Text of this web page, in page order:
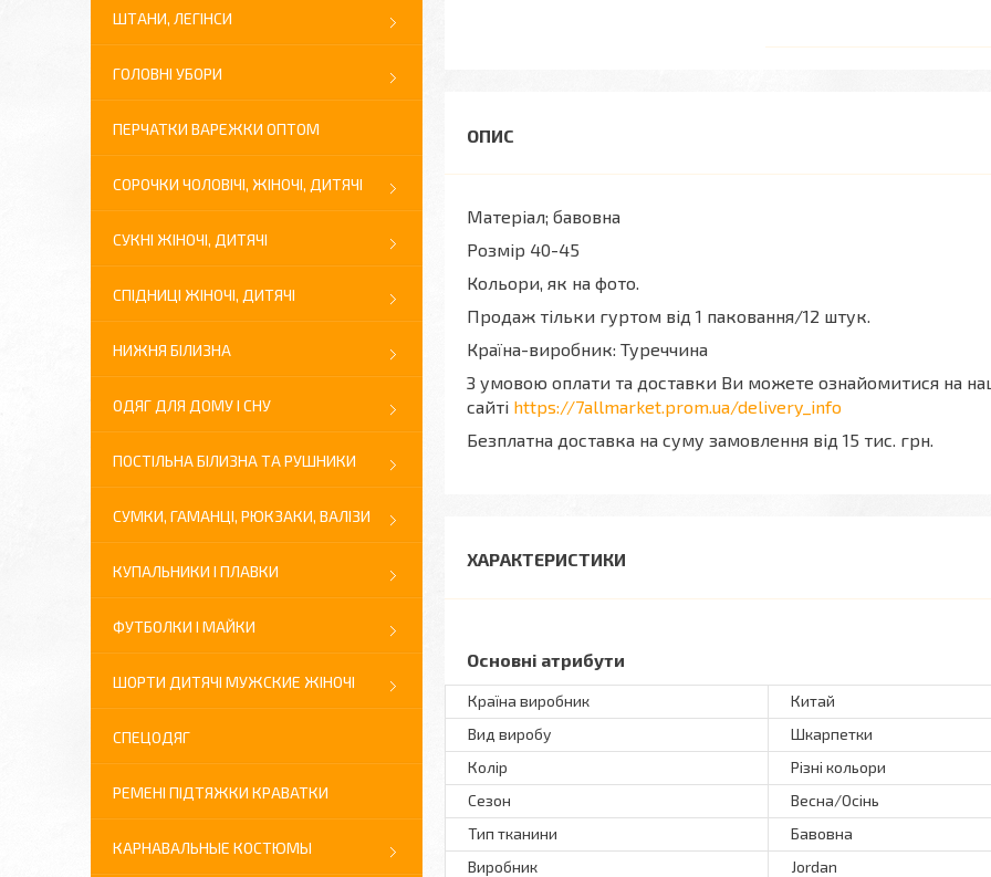
Матеріал; бавовна
Розмір 40-45
Кольори, як на фото.
Продаж тільки гуртом від 1 паковання/12 штук.
Країна-виробник: Туреччина
З умовою оплати та доставки Ви можете ознайомитися на
сайті https://7allmarket.prom.ua/delivery_info
Безплатна доставка на суму замовлення від 15 тис. грн.
ХАРАКТЕРИСТИКИ
Основні атрибути
Країна виробник
Китай
Вид виробу
Шкарпетки
Колір
Різні кольори
Сезон
Весна/Осінь
Тип тканини
Бавовна
Виробник
Jordan
ШТАНИ, ЛЕГІНСИ
ГОЛОВНІ УБОРИ
ПЕРЧАТКИ ВАРЕЖКИ ОПТОМ
СОРОЧКИ ЧОЛОВІЧІ, ЖІНОЧІ, ДИТЯЧІ
СУКНІ ЖІНОЧІ, ДИТЯЧІ
СПІДНИЦІ ЖІНОЧІ, ДИТЯЧІ
НИЖНЯ БІЛИЗНА
ОДЯГ ДЛЯ ДОМУ І СНУ
ПОСТІЛЬНА БІЛИЗНА ТА РУШНИКИ
СУМКИ, ГАМАНЦІ, РЮКЗАКИ, ВАЛІЗИ
КУПАЛЬНИКИ І ПЛАВКИ
ФУТБОЛКИ І МАЙКИ
ШОРТИ ДИТЯЧІ МУЖСКИЕ ЖІНОЧІ
СПЕЦОДЯГ
РЕМЕНІ ПІДТЯЖКИ КРАВАТКИ
КАРНАВАЛЬНЫЕ КОСТЮМЫ